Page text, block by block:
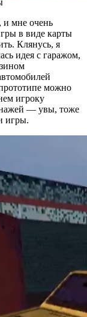
и мне очень
в виде карты
Клянусь, я
идея с гаражом,
можно
игроку
— увы, тоже
игры.